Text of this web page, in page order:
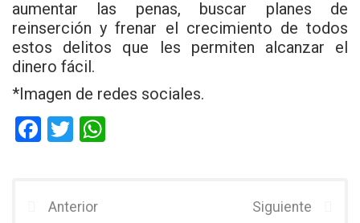
aumentar las penas, buscar planes de
reinserción y frenar el crecimiento de todos
estos delitos que les permiten alcanzar el
dinero fácil.
*Imagen de redes sociales.
F
b
T
er
Anterior Siguiente